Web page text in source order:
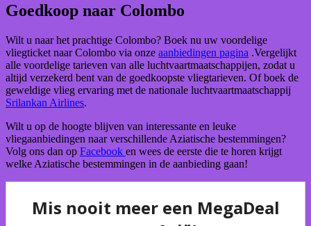
Goedkoop naar Colombo
Wilt u naar het prachtige Colombo? Boek nu uw voordelige
vliegticket naar Colombo via onze aanbiedingen pagina .Vergelijkt
alle voordelige tarieven van alle luchtvaartmaatschappijen, zodat u
altijd verzekerd bent van de goedkoopste vliegtarieven. Of boek de
geweldige vlieg ervaring met de nationale luchtvaartmaatschappij
Srilankan Airlines.
Wilt u op de hoogte blijven van interessante en leuke
vliegaanbiedingen naar verschillende Aziatische bestemmingen?
Volg ons dan op Facebook en wees de eerste die te horen krijgt
welke Aziatische bestemmingen in de aanbieding gaan!